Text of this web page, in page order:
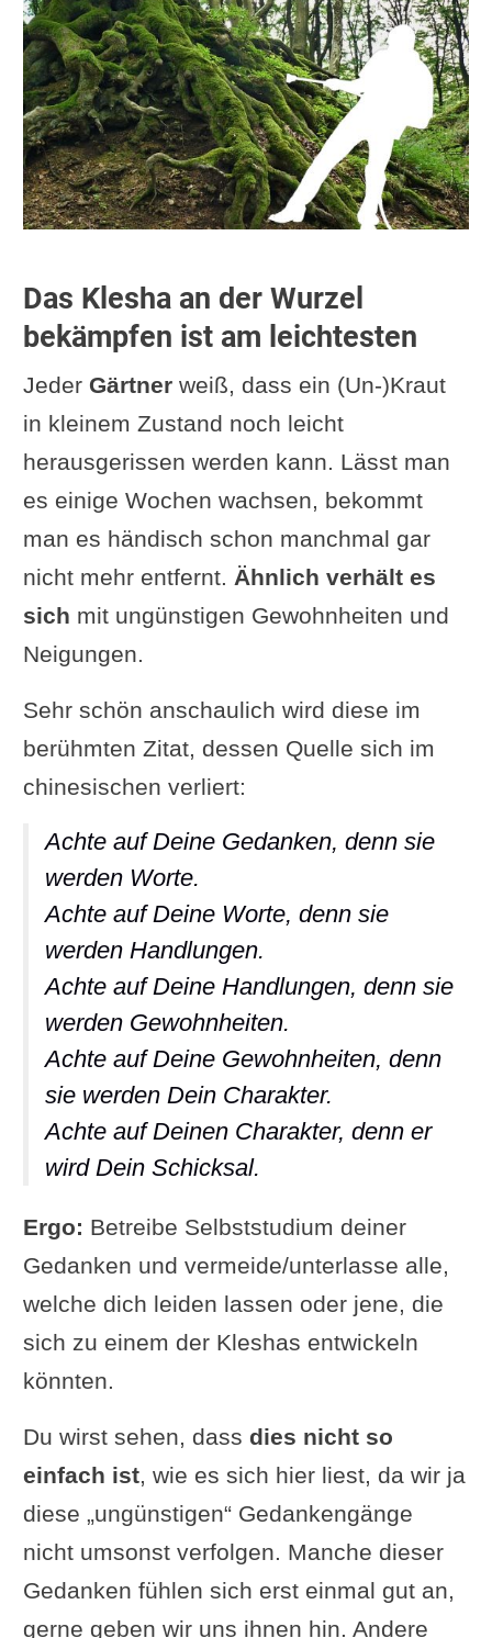
Das Klesha an der Wurzel
bekämpfen ist am leichtesten
Jeder Gärtnerweiß, dass ein (Un-)Kraut
in kleinem Zustand noch leicht
herausgerissen werden kann. Lässt man
es einige Wochen wachsen, bekommt
man es händisch schon manchmal gar
nicht mehr entfernt. Ähnlich verhält es
sich mit ungünstigen Gewohnheiten und
Neigungen.
Sehr schön anschaulich wird diese im
berühmten Zitat, dessen Quelle sich im
chinesischen verliert:
Achte auf Deine Gedanken, denn sie
werden Worte.
Achte auf Deine Worte, denn sie
werden Handlungen.
Achte auf Deine Handlungen, denn sie
werden Gewohnheiten.
Achte auf Deine Gewohnheiten, denn
sie werden Dein Charakter.
Achte auf Deinen Charakter, denn er
wird Dein Schicksal.
Ergo: Betreibe Selbststudium deiner
Gedanken und vermeide/unterlasse alle,
welche dich leiden lassen oder jene, die
sich zu einem der Kleshas entwickeln
könnten.
Du wirst sehen, dass dies nicht so
einfach ist, wie es sich hier liest, da wir ja
diese „ungünstigen“ Gedankengänge
nicht umsonst verfolgen. Manche dieser
Gedanken fühlen sich erst einmal gut an,
gerne geben wir uns ihnen hin. Andere